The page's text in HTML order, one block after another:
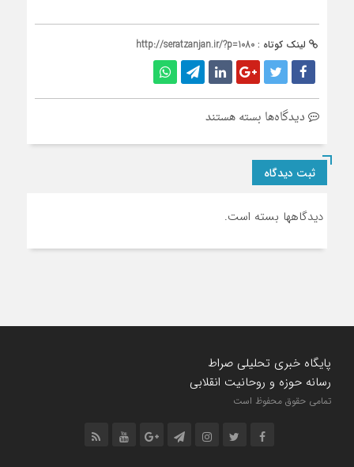
لینک کوتاه : http://seratzanjan.ir/?p=1080
دیدگاه‌ها برای
تمام
عرض
بسته هستند
ثبت دیدگاه
دیدگاهها بسته است.
پایگاه خبری تحلیلی صراط
رسانه حوزه و روحانیت انقلابی
تمامی حقوق محفوظ است